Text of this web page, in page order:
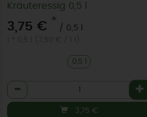
Kräuteressig 0,5 l
3,75 € *
/ 0,5 l
0,5 l
Anzahl
3,75 €